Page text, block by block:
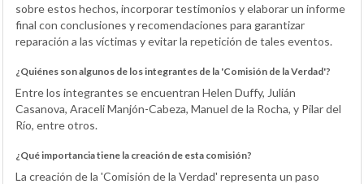
sobre estos hechos, incorporar testimonios y elaborar un informe
final con conclusiones y recomendaciones para garantizar
reparación a las víctimas y evitar la repetición de tales eventos.
¿Quiénes son algunos de los integrantes de la 'Comisión de la Verdad'?
Entre los integrantes se encuentran Helen Duffy, Julián
Casanova, Araceli Manjón-Cabeza, Manuel de la Rocha, y Pilar del
Río, entre otros.
¿Qué importancia tiene la creación de esta comisión?
La creación de la 'Comisión de la Verdad' representa un paso